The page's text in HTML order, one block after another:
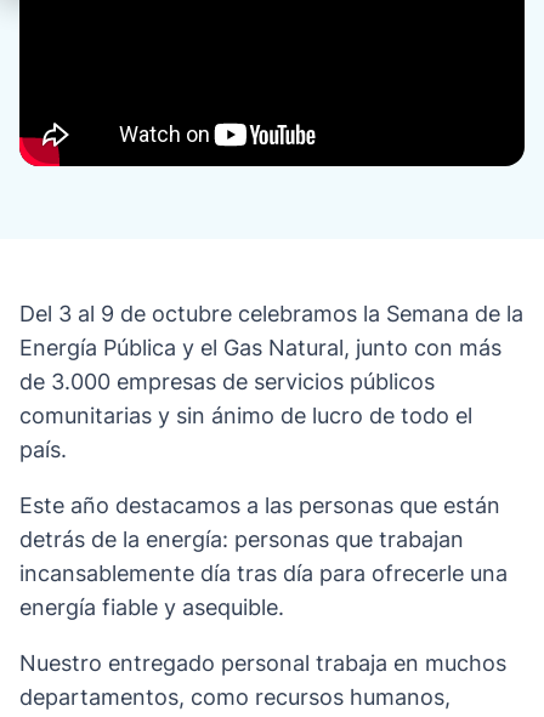
Del 3 al 9 de octubre celebramos la Semana de la
Energía Pública y el Gas Natural, junto con más
de 3.000 empresas de servicios públicos
comunitarias y sin ánimo de lucro de todo el
país.
Este año destacamos a las personas que están
detrás de la energía: personas que trabajan
incansablemente día tras día para ofrecerle una
energía fiable y asequible.
Nuestro entregado personal trabaja en muchos
departamentos, como recursos humanos,